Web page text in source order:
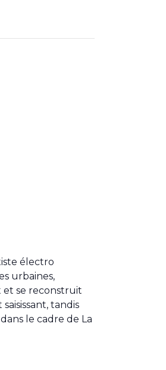
électro
urbaines,
et se reconstruit
tandis
le cadre de La